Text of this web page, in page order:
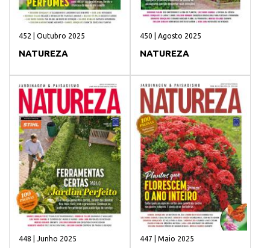
452 | Outubro 2025
NATUREZA
450 | Agosto 2025
NATUREZA
448 | Junho 2025 447 | Maio 2025